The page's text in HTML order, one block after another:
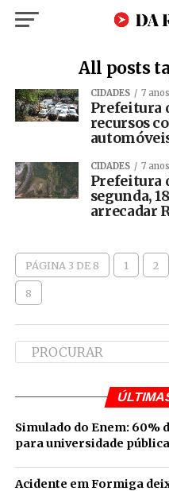
All posts
CIDADES 7
Prefeitura
recursos
CIDADES 7
Prefeitura
segunda,
arrecadar
PÁGINA 3 DE 8 1 2
8
Simulado do Enem: 60%
para universidade pública
Acidente em Formiga